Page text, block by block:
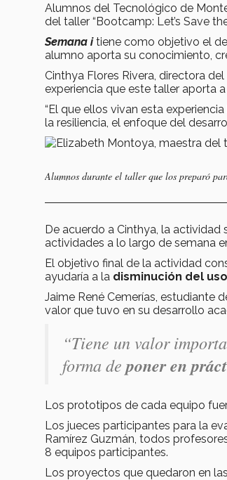
Alumnos del Tecnológico de
del taller “Bootcamp: Let’s Save
Semana itiene como objetivo el
alumno aporta su conocimiento,
Cinthya Flores Rivera, directora
experiencia que este taller aporta
“El que ellos vivan esta
la resiliencia, el enfoque del
Alumnos durante el taller que los preparó
De acuerdo a Cinthya, la
actividades a lo largo de semana
El objetivo final de la actividad
ayudaría a la disminución del
Jaime René Cemerías, estudiante
valor que tuvo en su desarrollo
“Tiene un valor
forma de poner en
Los prototipos de cada equipo
Los jueces participantes para la
Ramírez Guzmán, todos
8 equipos participantes.
Los proyectos que quedaron en